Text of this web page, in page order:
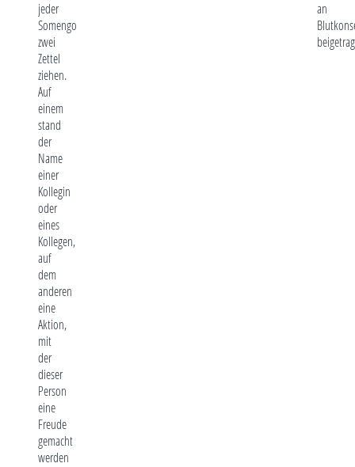
jeder
Somengo
zwei
Zettel
ziehen.
Auf
einem
stand
der
Name
einer
Kollegin
oder
eines
Kollegen,
auf
dem
anderen
eine
Aktion,
mit
der
dieser
Person
eine
Freude
gemacht
werden
an